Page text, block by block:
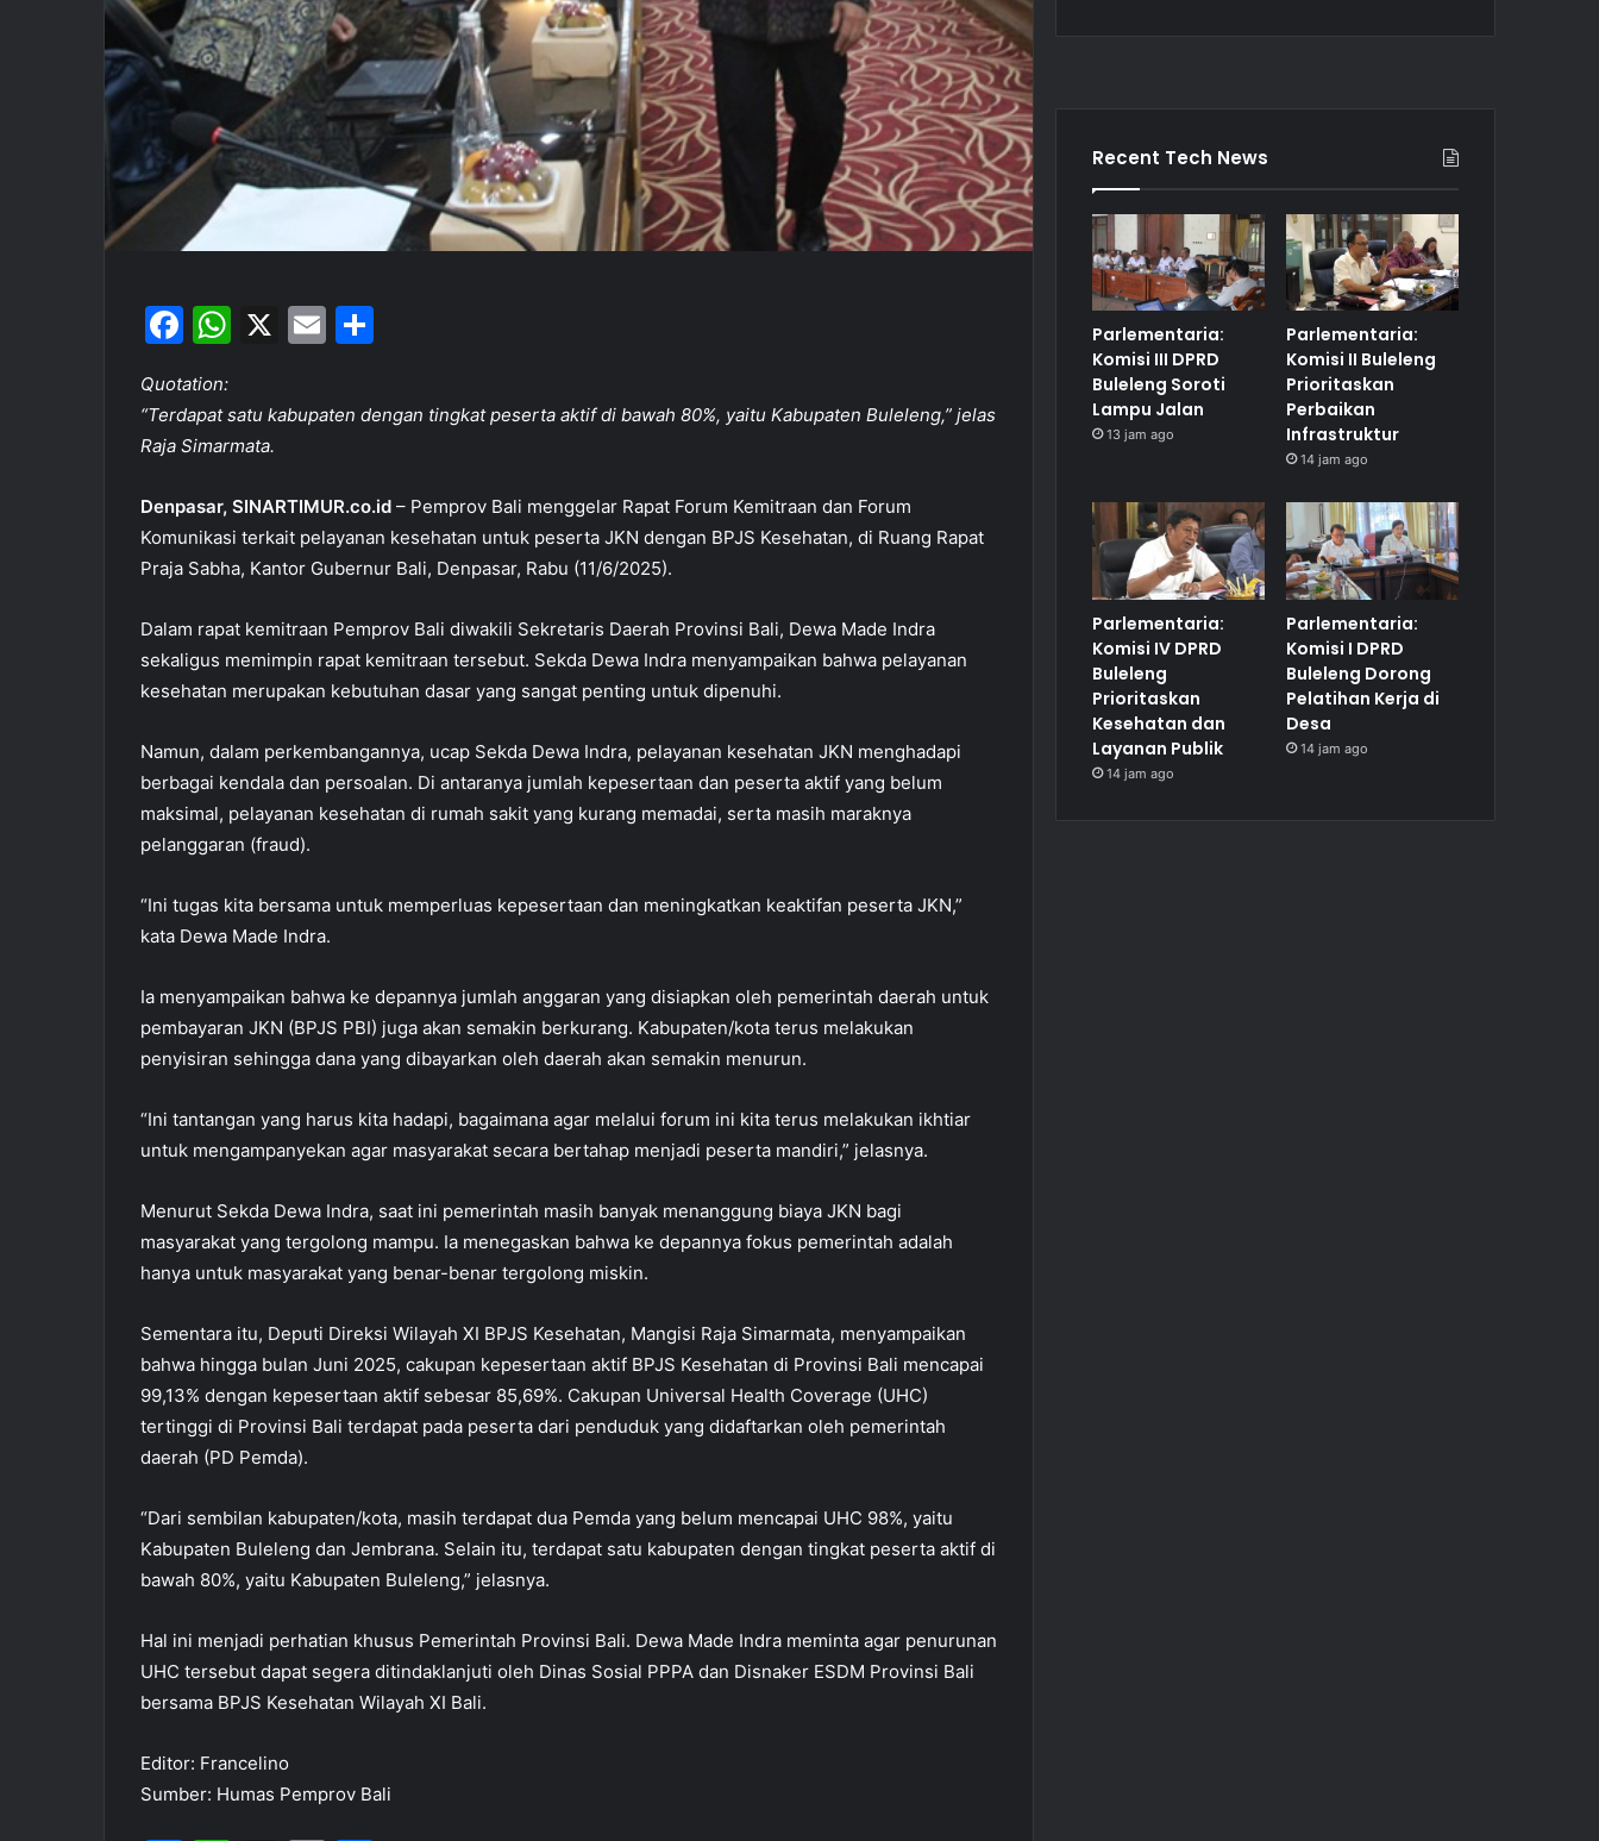
F
c
e
o
o
k
W
at
s
p
p
X
E
ai ar
e
Quotation:
“Terdapat satu kabupaten dengan tingkat peserta aktif di bawah 80%, yaitu Kabupaten Buleleng,” jelas
Raja Simarmata.
Denpasar, SINARTIMUR.co.id – Pemprov Bali menggelar Rapat Forum Kemitraan dan Forum
Komunikasi terkait pelayanan kesehatan untuk peserta JKN dengan BPJS Kesehatan, di Ruang Rapat
Praja Sabha, Kantor Gubernur Bali, Denpasar, Rabu (11/6/2025).
Dalam rapat kemitraan Pemprov Bali diwakili Sekretaris Daerah Provinsi Bali, Dewa Made Indra
sekaligus memimpin rapat kemitraan tersebut. Sekda Dewa Indra menyampaikan bahwa pelayanan
kesehatan merupakan kebutuhan dasar yang sangat penting untuk dipenuhi.
Namun, dalam perkembangannya, ucap Sekda Dewa Indra, pelayanan kesehatan JKN menghadapi
berbagai kendala dan persoalan. Di antaranya jumlah kepesertaan dan peserta aktif yang belum
maksimal, pelayanan kesehatan di rumah sakit yang kurang memadai, serta masih maraknya
pelanggaran (fraud).
“Ini tugas kita bersama untuk memperluas kepesertaan dan meningkatkan keaktifan peserta JKN,”
kata Dewa Made Indra.
Ia menyampaikan bahwa ke depannya jumlah anggaran yang disiapkan oleh pemerintah daerah untuk
pembayaran JKN (BPJS PBI) juga akan semakin berkurang. Kabupaten/kota terus melakukan
penyisiran sehingga dana yang dibayarkan oleh daerah akan semakin menurun.
“Ini tantangan yang harus kita hadapi, bagaimana agar melalui forum ini kita terus melakukan ikhtiar
untuk mengampanyekan agar masyarakat secara bertahap menjadi peserta mandiri,” jelasnya.
Menurut Sekda Dewa Indra, saat ini pemerintah masih banyak menanggung biaya JKN bagi
masyarakat yang tergolong mampu. Ia menegaskan bahwa ke depannya fokus pemerintah adalah
hanya untuk masyarakat yang benar-benar tergolong miskin.
Sementara itu, Deputi Direksi Wilayah XI BPJS Kesehatan, Mangisi Raja Simarmata, menyampaikan
bahwa hingga bulan Juni 2025, cakupan kepesertaan aktif BPJS Kesehatan di Provinsi Bali mencapai
99,13% dengan kepesertaan aktif sebesar 85,69%. Cakupan Universal Health Coverage (UHC)
tertinggi di Provinsi Bali terdapat pada peserta dari penduduk yang didaftarkan oleh pemerintah
daerah (PD Pemda).
“Dari sembilan kabupaten/kota, masih terdapat dua Pemda yang belum mencapai UHC 98%, yaitu
Kabupaten Buleleng dan Jembrana. Selain itu, terdapat satu kabupaten dengan tingkat peserta aktif di
bawah 80%, yaitu Kabupaten Buleleng,” jelasnya.
Hal ini menjadi perhatian khusus Pemerintah Provinsi Bali. Dewa Made Indra meminta agar penurunan
UHC tersebut dapat segera ditindaklanjuti oleh Dinas Sosial PPPA dan Disnaker ESDM Provinsi Bali
bersama BPJS Kesehatan Wilayah XI Bali.
Editor: Francelino
Sumber: Humas Pemprov Bali
Recent Tech News
Parlementaria:
Komisi III DPRD
Buleleng Soroti
Lampu Jalan
13 jam ago
Parlementaria:
Komisi II Buleleng
Prioritaskan
Perbaikan
Infrastruktur
14 jam ago
Parlementaria:
Komisi IV DPRD
Buleleng
Prioritaskan
Kesehatan dan
Layanan Publik
14 jam ago
Parlementaria:
Komisi I DPRD
Buleleng Dorong
Pelatihan Kerja di
Desa
14 jam ago